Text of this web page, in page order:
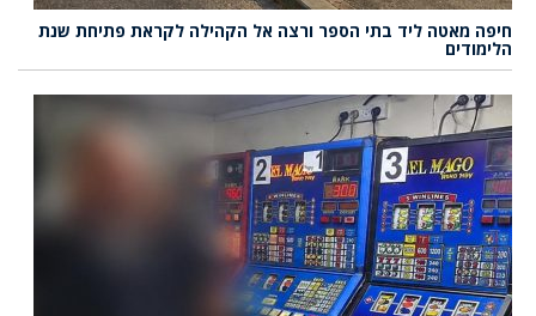
חיפה מאטה ליד בתי הספר ורצה אל הקהילה לקראת פתיחת שנת
הלימודים